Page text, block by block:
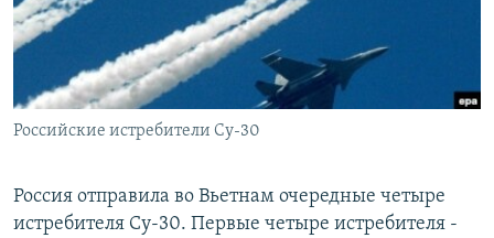
Российские истребители Су-30
Россия отправила во Вьетнам очередные четыре
истребителя Су-30. Первые четыре истребителя -